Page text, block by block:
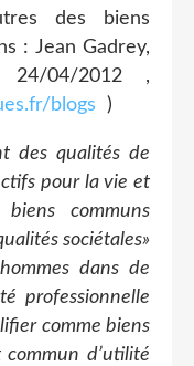
des biens
: Jean Gadrey,
24/04/2012 ,
blogs
)
des qualités de
pour la vie et
communs
sociétales»
dans de
professionnelle
comme biens
d’utilité